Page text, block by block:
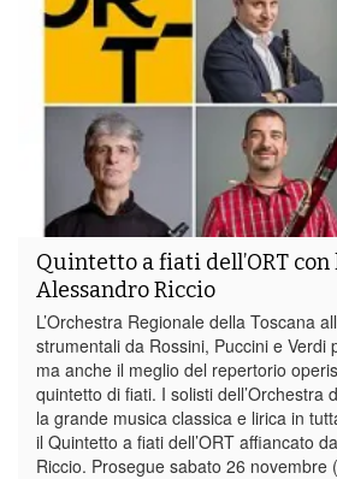
Quintetto a fiati dell’ORT con
Alessandro Riccio
L’Orchestra Regionale della Toscana
strumentali da Rossini, Puccini e Verdi
ma anche il meglio del repertorio
quintetto di fiati. I solisti dell’Orchestra
la grande musica classica e lirica in
il Quintetto a fiati dell’ORT affiancato
Riccio. Prosegue sabato 26 novembre